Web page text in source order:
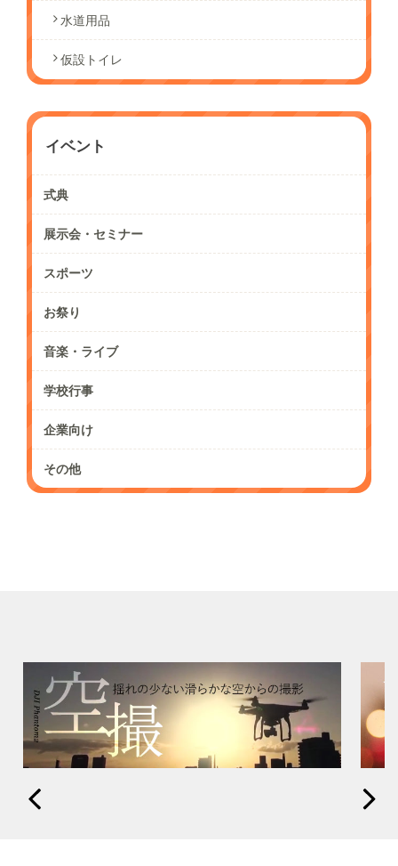
水道用品
仮設トイレ
イベント
式典
展示会・セミナー
スポーツ
お祭り
音楽・ライブ
学校行事
企業向け
その他